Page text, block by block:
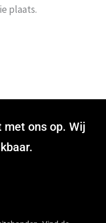
plaats.
met ons op. Wij